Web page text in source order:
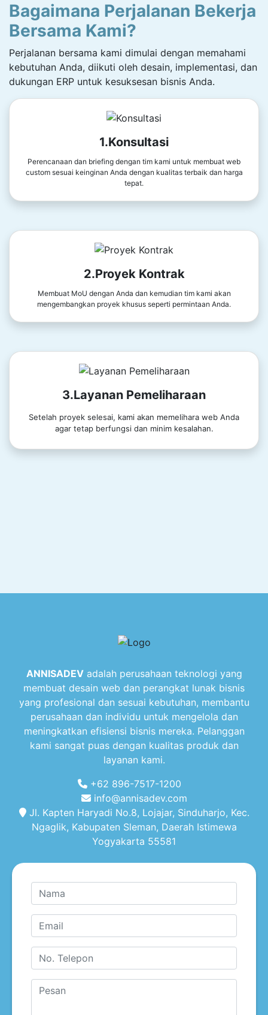
Bagaimana Perjalanan Bekerja
Bersama Kami?
Perjalanan bersama kami dimulai dengan memahami
kebutuhan Anda, diikuti oleh desain, implementasi, dan
dukungan ERP untuk kesuksesan bisnis Anda.
1.Konsultasi
Perencanaan dan briefing dengan tim kami untuk membuat web
custom sesuai keinginan Anda dengan kualitas terbaik dan harga
tepat.
2.Proyek Kontrak
Membuat MoU dengan Anda dan kemudian tim kami akan
mengembangkan proyek khusus seperti permintaan Anda.
3.Layanan Pemeliharaan
Setelah proyek selesai, kami akan memelihara web Anda
agar tetap berfungsi dan minim kesalahan.
ANNISADEVadalah perusahaan teknologi yang
membuat desain web dan perangkat lunak bisnis
yang profesional dan sesuai kebutuhan, membantu
perusahaan dan individu untuk mengelola dan
meningkatkan efisiensi bisnis mereka. Pelanggan
kami sangat puas dengan kualitas produk dan
layanan kami.
+62 896-7517-1200
info@annisadev.com
Jl. Kapten Haryadi No.8, Lojajar, Sinduharjo, Kec.
Ngaglik, Kabupaten Sleman, Daerah Istimewa
Yogyakarta 55581